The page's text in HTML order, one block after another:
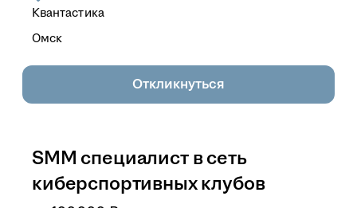
Квантастика
Омск
Откликнуться
SMM специалист в сеть
киберспортивных клубов